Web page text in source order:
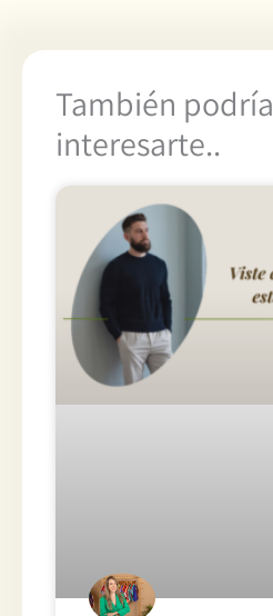
También podría
interesarte..